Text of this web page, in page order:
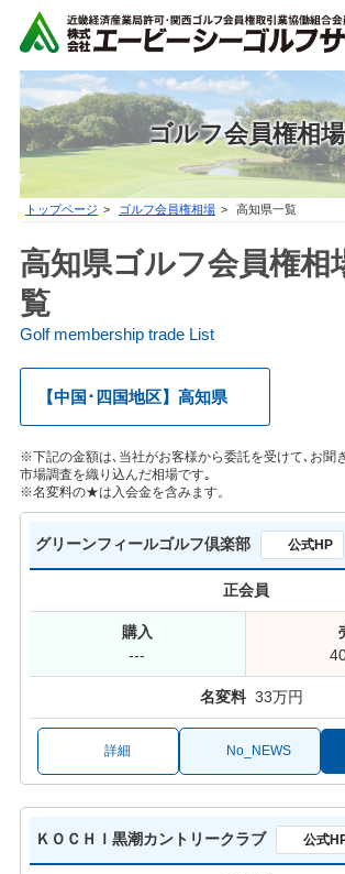
ゴルフ会員権相場
トップページ ゴルフ会員権相場 高知県一覧
高知県ゴルフ会員権相
覧
Golf membership trade List
【中国･四国地区】高知県
※下記の金額は､当社がお客様から委託を受けて､お聞
市場調査を織り込んだ相場です｡
※名変料の★は入会金を含みます。
グリーンフィールゴルフ倶楽部 公式HP
正会員
---
33万円
詳細 No_NEWS
ＫＯＣＨＩ黒潮カントリークラブ 公式